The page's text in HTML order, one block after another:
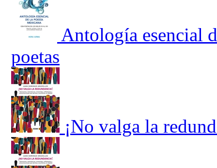
Antología esencial
poetas
¡No valga la